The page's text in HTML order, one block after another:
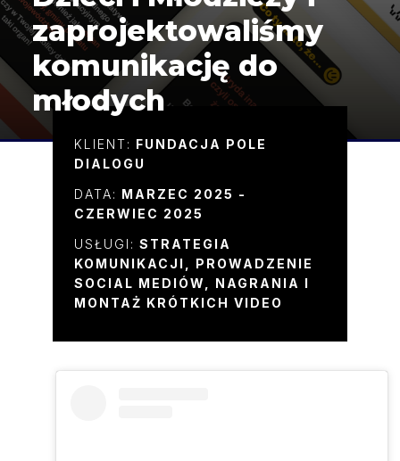
zaprojektowaliśmy
komunikację do
młodych
KLIENT: FUNDACJA POLE
DIALOGU
DATA: MARZEC 2025 -
CZERWIEC 2025
USŁUGI: STRATEGIA
KOMUNIKACJI, PROWADZENIE
SOCIAL MEDIÓW, NAGRANIA I
MONTAŻ KRÓTKICH VIDEO